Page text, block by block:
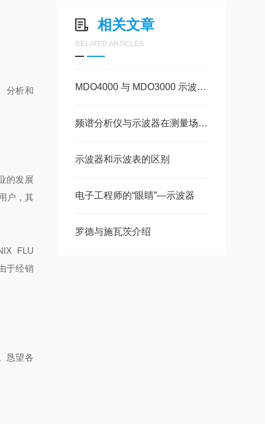
相关文章
RELATED ARTICLES
MDO4000 与 MDO3000 示波器：参数差异与选型指南
频谱分析仪与示波器在测量场景上的核心差异
示波器和示波表的区别
电子工程师的“眼睛”—示波器
罗德与施瓦茨介绍
分析和
的发展
户，其
FLU
于经销
恳望各